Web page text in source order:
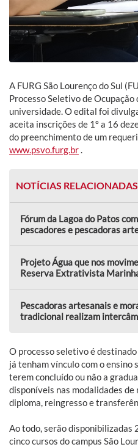
A FURG São Lourenço do Sul
Processo Seletivo de Ocupação
universidade. O edital foi
aceita inscrições de 1º a 16
do preenchimento de um
www.psvo.furg.br.
NOTÍCIAS RELACIONADAS
Fórum da Lagoa do Patos
pescadores e pescadoras
Projeto Água que nos
Reserva Extrativista
Pescadoras artesanais e
tradicional realizam
O processo seletivo é
já tenham vínculo com o
terem concluído ou não a
disponíveis nas modalidades
diploma, reingresso e
Ao todo, serão disponibilizadas
cinco cursos do campus São